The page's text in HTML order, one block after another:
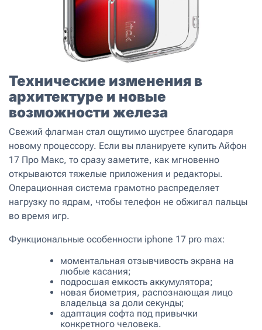
Технические изменения в
архитектуре и новые
возможности железа
Свежий флагман стал ощутимо шустрее благодаря
новому процессору. Если вы планируете купить Aйфон
17 Про Макс, то сразу заметите, как мгновенно
открываются тяжелые приложения и редакторы.
Операционная система грамотно распределяет
нагрузку по ядрам, чтобы телефон не обжигал пальцы
во время игр.
Функциональные особенности iphone 17 pro max:
моментальная отзывчивость экрана на
любые касания;
подросшая емкость аккумулятора;
новая биометрия, распознающая лицо
владельца за доли секунды;
адаптация софта под привычки
конкретного человека.